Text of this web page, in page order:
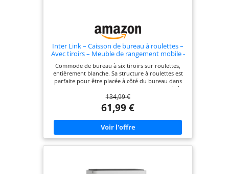
Inter Link – Caisson de bureau à roulettes –
Avec tiroirs – Meuble de rangement mobile -
Pin massif - 6 tiroirs – Blanc vernis
Commode de bureau à six tiroirs sur roulettes,
entièrement blanche. Sa structure à roulettes est
parfaite pour être placée à côté du bureau dans
un bureau moderne et lumineux, afin d'avoir à
portée de main tout ce dont vous avez besoin
pour travailler. Les tiroirs sans poignées rendent
la structure beaucoup plus élégante et
fonctionnelle Grâce à ses dimensions, il est parfait
pour ranger une grande quantité de papeterie de
manière discrète et ordonnée Dimensions en cm :
134,99 €
61,99 €